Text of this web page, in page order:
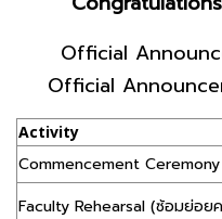
Official
Official
Activity
Commencement
Faculty Rehearsal (ซ้อมย่อย